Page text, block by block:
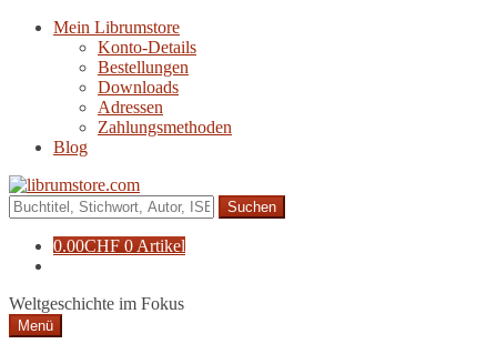
Navigation
Zum
Mein Librumstore
Konto-Details
Bestellungen
Downloads
Adressen
Zahlungsmethoden
Blog
Suche
nach:
0.00CHF 0 Artikel
Weltgeschichte im Fokus
Menü